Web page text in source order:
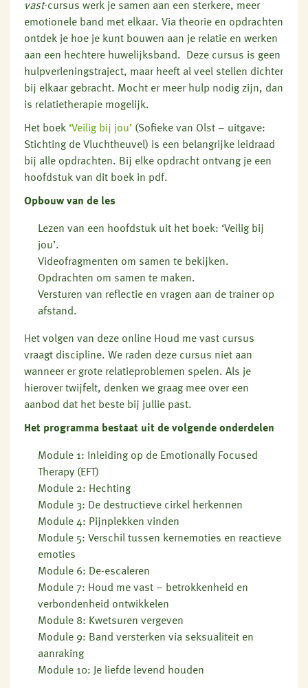
vast-cursus werk je samen aan een sterkere, meer
emotionele band met elkaar. Via theorie en opdrachten
ontdek je hoe je kunt bouwen aan je relatie en werken
aan een hechtere huwelijksband.
Deze cursus is geen
hulpverleningstraject, maar heeft al veel stellen dichter
bij elkaar gebracht. Mocht er meer hulp nodig zijn, dan
is relatietherapie mogelijk.
Het boek ‘Veilig bij jou’ (Sofieke van Olst – uitgave:
Stichting de Vluchtheuvel) is een belangrijke leidraad
bij alle opdrachten. Bij elke opdracht ontvang je een
hoofdstuk van dit boek in pdf.
Opbouw van de les
Lezen van een hoofdstuk uit het boek: ‘Veilig bij
jou’.
Videofragmenten om samen te bekijken.
Opdrachten om samen te maken.
Versturen van reflectie en vragen aan de trainer op
afstand.
Het volgen van deze online Houd me vast cursus
vraagt discipline. We raden deze cursus niet aan
wanneer er grote relatieproblemen spelen. Als je
hierover twijfelt, denken we graag mee over een
aanbod dat het beste bij jullie past.
Het programma bestaat uit de volgende onderdelen
Module 1: Inleiding op de Emotionally Focused
Therapy (EFT)
Module 2: Hechting
Module 3: De destructieve cirkel herkennen
Module 4: Pijnplekken vinden
Module 5: Verschil tussen kernemoties en reactieve
emoties
Module 6: De-escaleren
Module 7: Houd me vast – betrokkenheid en
verbondenheid ontwikkelen
Module 8: Kwetsuren vergeven
Module 9: Band versterken via seksualiteit en
aanraking
Module 10: Je liefde levend houden